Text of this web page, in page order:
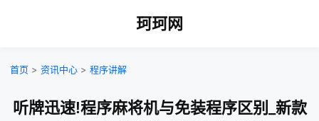
珂珂网
首页 > 资讯中心 > 程序讲解
听牌迅速!程序麻将机与免装程序区别_新款